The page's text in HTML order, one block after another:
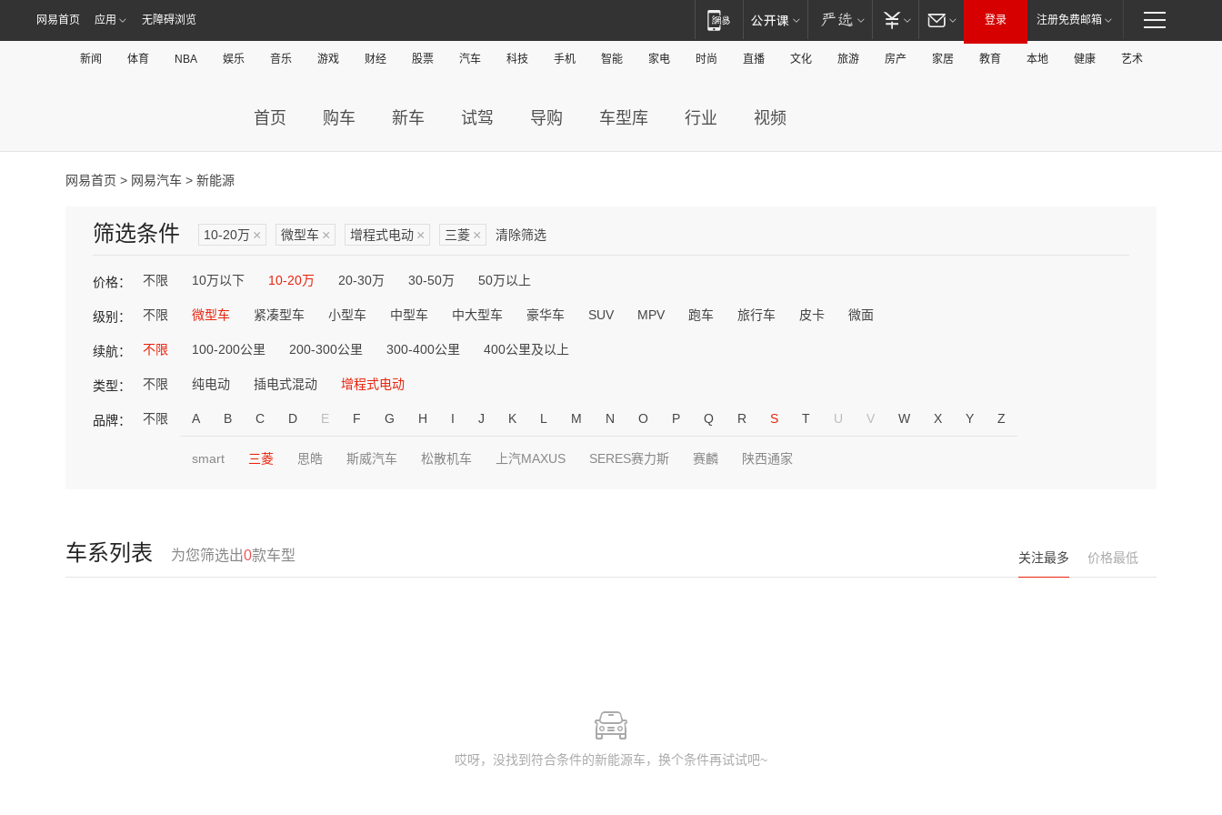
网易首页 应用 无障碍浏览 登录 注册免费邮箱
新闻 体育 NBA 娱乐 音乐 游戏 财经 股票 汽车 科技 手机 智能 家电 时尚 直播 文化 旅游 房产 家居 教育 本地 健康 艺术
首页 购车 新车 试驾 导购 车型库 行业 视频
网易首页 > 网易汽车 > 新能源
筛选条件 10-20万 × 微型车 × 增程式电动 × 三菱 × 清除筛选
价格： 不限 10万以下 10-20万 20-30万 30-50万 50万以上
级别： 不限 微型车 紧凑型车 小型车 中型车 中大型车 豪华车 SUV MPV 跑车 旅行车 皮卡 微面
续航： 不限 100-200公里 200-300公里 300-400公里 400公里及以上
类型： 不限 纯电动 插电式混动 增程式电动
品牌： 不限 A B C D E F G H I J K L M N O P Q R S T U V W X Y Z
smart 三菱 思皓 斯威汽车 松散机车 上汽MAXUS SERES赛力斯 赛麟 陕西通家
车系列表 为您筛选出0款车型 关注最多 价格最低
哎呀，没找到符合条件的新能源车，换个条件再试试吧~